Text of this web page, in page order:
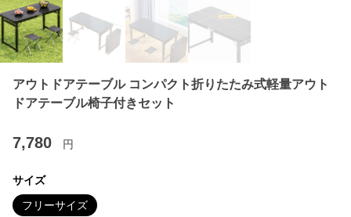
アウトドアテーブル コンパクト折りたたみ式軽量アウト
ドアテーブル椅子付きセット
7,780 円
サイズ
フリーサイズ